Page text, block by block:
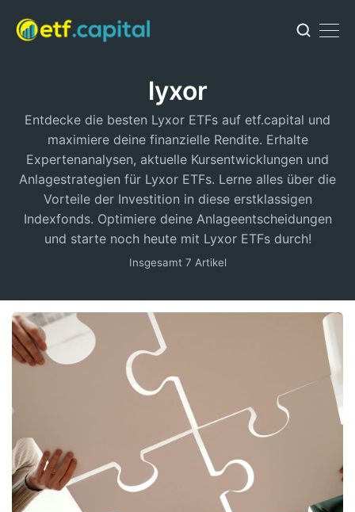
lyxor
Entdecke die besten Lyxor ETFs auf etf.capital und
maximiere deine finanzielle Rendite. Erhalte
Expertenanalysen, aktuelle Kursentwicklungen und
Anlagestrategien für Lyxor ETFs. Lerne alles über die
Vorteile der Investition in diese erstklassigen
Indexfonds. Optimiere deine Anlageentscheidungen
und starte noch heute mit Lyxor ETFs durch!
Insgesamt 7 Artikel